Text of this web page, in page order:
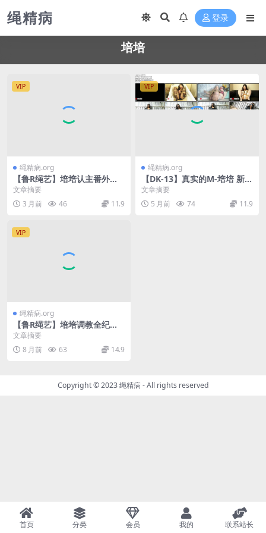
绳精病 登录
培培
VIP
绳精病.org
【鲁R绳艺】培培认主番外篇
绑在车内 打开车窗前往乡村集
文章摘要
3 月前
46 11.9
VIP
绳精病.org
【DK-13】真实的M-培培 新人
乳胶衣登场！新人真实的表
文章摘要
5 月前
74 11.9
VIP
绳精病.org
【鲁R绳艺】培培调教全纪实
初步女犬成功
文章摘要
8 月前
63 14.9
Copyright © 2023绳精病- All rights reserved
首页 分类 会员 我的 联系站长